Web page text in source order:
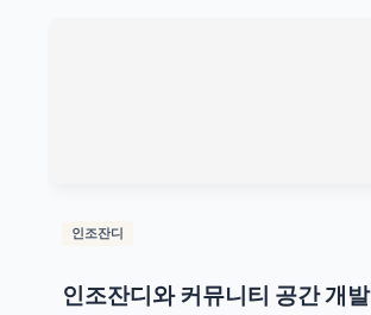
인조잔디
인조잔디와 커뮤니티 공간 개발